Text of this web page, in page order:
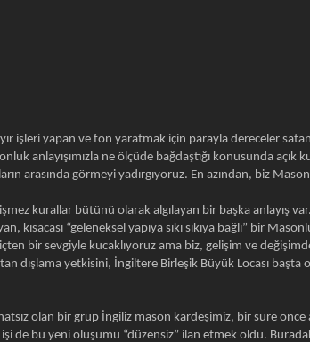
işleri yapan ve fon yaratmak için parayla dereceler
anlayışımızla ne ölçüde bağdaştığı konusunda açık
arasında görmeyi yadırgıyoruz. En azından, biz
kurallar bütünü olarak algılayan bir başka anlayış
“geleneksel yapıya sıkı sıkıya bağlı” bir
bir sevgiyle kucaklıyoruz ama biz, gelişim ve
dışlama yetkisini, İngiltere Birleşik Büyük Locası
olan bir grup İngiliz mason kardeşimiz, bir süre
işi de bu yeni oluşumu “düzensiz” ilan etmek oldu.